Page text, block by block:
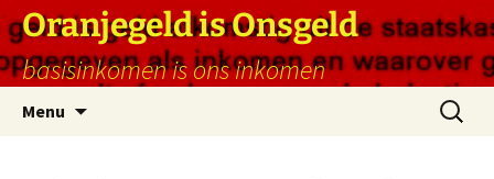
naar
de
inhoud
Oranjegeld is Onsgeld
basisinkomen is ons inkomen
Menu
Zoeken
naar: